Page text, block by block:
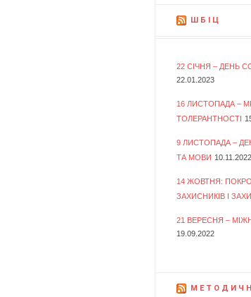
ШБІЦ
22 СІЧНЯ – ДЕНЬ
22.01.2023
16 ЛИСТОПАДА –
ТОЛЕРАНТНОСТІ
9 ЛИСТОПАДА –
ТА МОВИ 10.11.2022
14 ЖОВТНЯ:
ЗАХИСНИКІВ І
21 ВЕРЕСНЯ –
19.09.2022